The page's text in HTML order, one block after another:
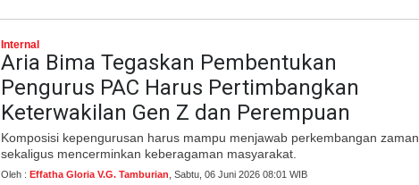
Internal
Aria Bima Tegaskan Pembentukan
Pengurus PAC Harus Pertimbangkan
Keterwakilan Gen Z dan Perempuan
Komposisi kepengurusan harus mampu menjawab perkembangan zaman
sekaligus mencerminkan keberagaman masyarakat.
Oleh : Effatha Gloria V.G. Tamburian , Sabtu, 06 Juni 2026 08:01 WIB